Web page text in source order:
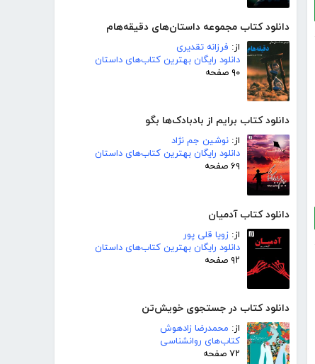
دانلود کتاب مجموعه داستان‌های دقیقه‌هام
از: فرزانه تقدیری
دانلود رایگان بهترین کتاب‌های داستان
۹۰ صفحه
دانلود کتاب برایم از بادبادک‌ها بگو
از: نوشین جم نژاد
دانلود رایگان بهترین کتاب‌های داستان
۶۹ صفحه
دانلود کتاب آدمیان
از: زویا قلی پور
دانلود رایگان بهترین کتاب‌های داستان
۹۲ صفحه
دانلود کتاب در جستجوی خویش‌تن
از: محمدرضا زادهوش
کتاب‌های روانشناسی
۷۲ صفحه